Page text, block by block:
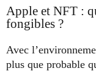
Apple et NFT :
fongibles ?
Avec
plus que probable